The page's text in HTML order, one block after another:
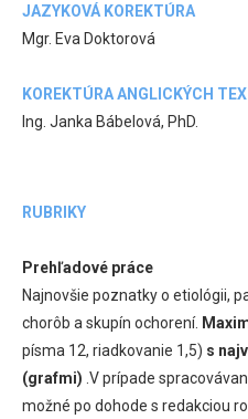
JAZYKOVÁ KOREKTÚRA
Mgr. Eva Doktorová
KOREKTÚRA ANGLICKÝCH
Ing. Janka Bábelová, PhD.
RUBRIKY
Prehľadové práce
Najnovšie poznatky o etiológii,
chorôb a skupín ochorení.
písma 12, riadkovanie 1,5) s
(grafmi) .V prípade
možné po dohode s redakciou